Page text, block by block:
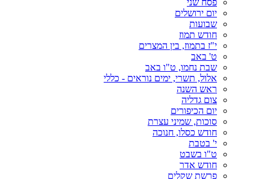
פסח שני
יום ירושלים
שבועות
חודש תמוז
י"ז בתמוז, בין המצרים
ט' באב
שבת נחמו, ט"ו באב
אלול, תשרי, ימים נוראים - כללי
ראש השנה
צום גדליה
יום הכיפורים
סוכות, שמיני עצרת
חודש כסלו, חנוכה
י' בטבת
ט"ו בשבט
חודש אדר
פרשת שקלים